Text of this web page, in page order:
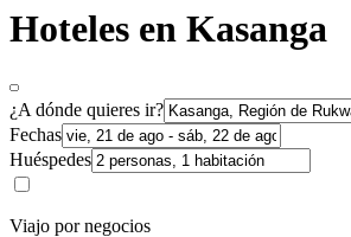
Hoteles en Kasanga
¿A dónde quieres ir?
Fechas
Huéspedes
Viajo por negocios